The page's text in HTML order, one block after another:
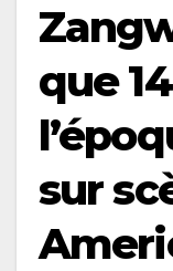
que
sur